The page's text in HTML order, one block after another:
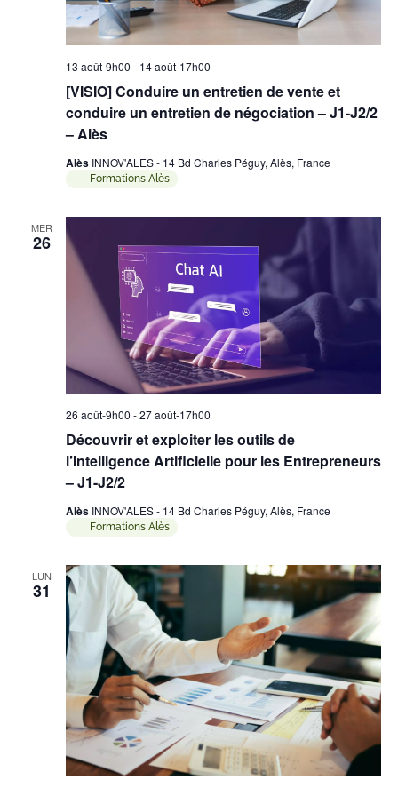
[VISIO] Conduire un entretien de vente et
conduire un entretien de négociation – J1-J2/2
– Alès
13 août-9h00 - 14 août-17h00
Alès INNOV'ALES - 14 Bd Charles Péguy, Alès, France
Formations Alès
MER
26
Découvrir et exploiter les outils de
l’Intelligence Artificielle pour les Entrepreneurs
– J1-J2/2
26 août-9h00 -27 août-17h00
Alès INNOV'ALES - 14 Bd Charles Péguy, Alès, France
Formations Alès
LUN
31